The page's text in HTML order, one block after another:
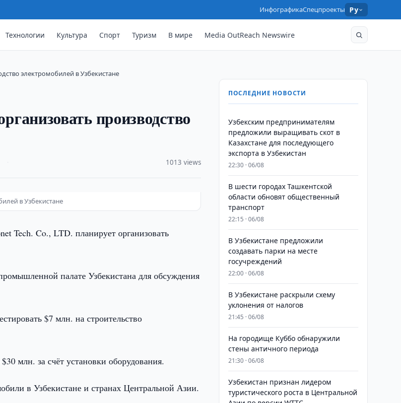
ИнфографикаСпецпроекты Ру
Технологии Культура Спорт Туризм В мире Media OutReach Newswire
электромобилей в Узбекистане
производство
1013 views
в Узбекистане
Tech. Co., LTD. планирует организовать
палате Узбекистана для обсуждения
$7 млн. на строительство
млн. за счёт установки оборудования.
в Узбекистане и странах Центральной Азии.
ПОСЛЕДНИЕ НОВОСТИ
Узбекским предпринимателям
предложили выращивать скот в
Казахстане для последующего
экспорта в Узбекистан
22:30 · 06/08
В шести городах Ташкентской
области обновят общественный
транспорт
22:15 · 06/08
В Узбекистане предложили
создавать парки на месте
госучреждений
22:00 · 06/08
В Узбекистане раскрыли схему
уклонения от налогов
21:45 · 06/08
На городище Куббо обнаружили
стены античного периода
21:30 · 06/08
Узбекистан признан лидером
туристического роста в Центральной